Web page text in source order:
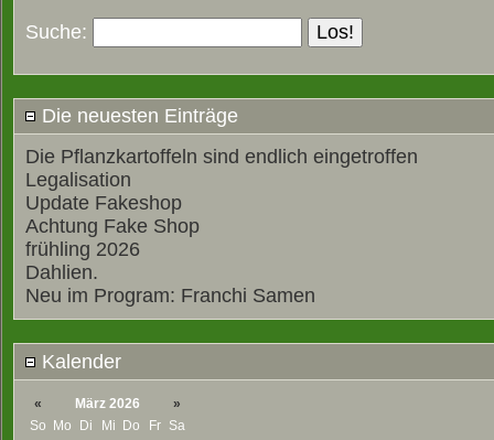
Suche:
Die neuesten Einträge
Die Pflanzkartoffeln sind endlich eingetroffen
Legalisation
Update Fakeshop
Achtung Fake Shop
frühling 2026
Dahlien.
Neu im Program: Franchi Samen
Kalender
« März 2026
»
So Mo Di Mi Do Fr
Sa